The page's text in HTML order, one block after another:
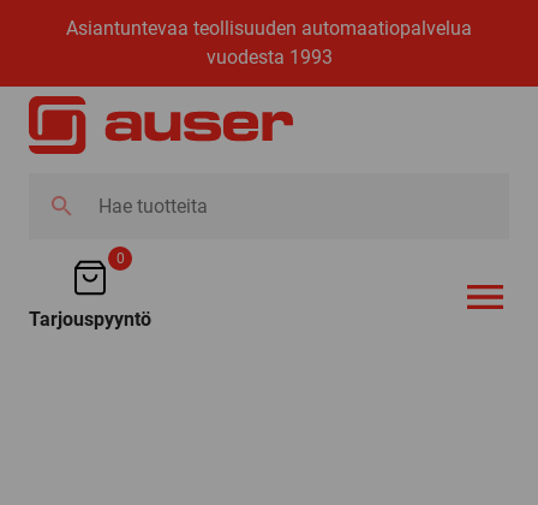
Asiantuntevaa teollisuuden automaatiopalvelua
vuodesta 1993
tuotteita
0
Tarjouspyyntö